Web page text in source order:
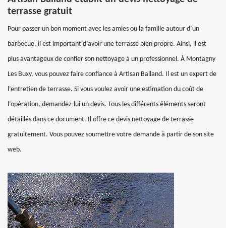
terrasse gratuit
Pour passer un bon moment avec les amies ou la famille autour d’un
barbecue, il est important d’avoir une terrasse bien propre. Ainsi, il est
plus avantageux de confier son nettoyage à un professionnel. À Montagny
Les Buxy, vous pouvez faire confiance à Artisan Balland. Il est un expert de
l’entretien de terrasse. Si vous voulez avoir une estimation du coût de
l’opération, demandez-lui un devis. Tous les différents éléments seront
détaillés dans ce document. Il offre ce devis nettoyage de terrasse
gratuitement. Vous pouvez soumettre votre demande à partir de son site
web.